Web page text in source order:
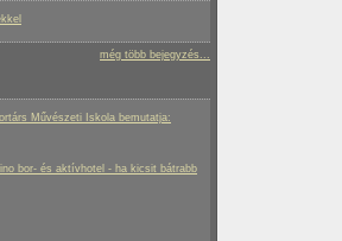
még több bejegyzés...
Művészeti Iskola bemutatja:
bor- és aktívhotel - ha kicsit bátrabb